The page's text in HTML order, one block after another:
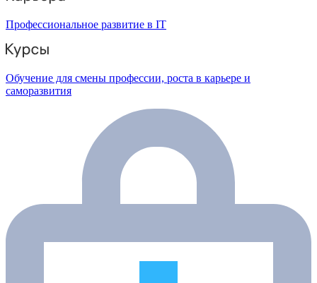
Профессиональное развитие в IT
Обучение для смены профессии, роста в карьере и
саморазвития